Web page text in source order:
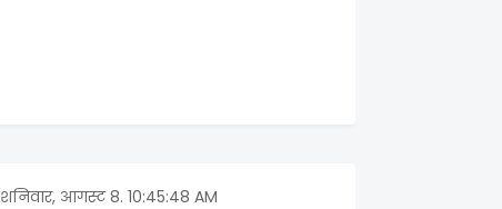
शनिवार, आगस्ट 8. 10:45:48 AM